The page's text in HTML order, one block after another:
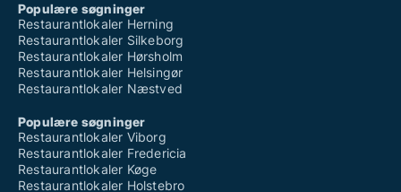
Populære søgninger
Restaurantlokaler Herning
Restaurantlokaler Silkeborg
Restaurantlokaler Hørsholm
Restaurantlokaler Helsingør
Restaurantlokaler Næstved
Populære søgninger
Restaurantlokaler Viborg
Restaurantlokaler Fredericia
Restaurantlokaler Køge
Restaurantlokaler Holstebro